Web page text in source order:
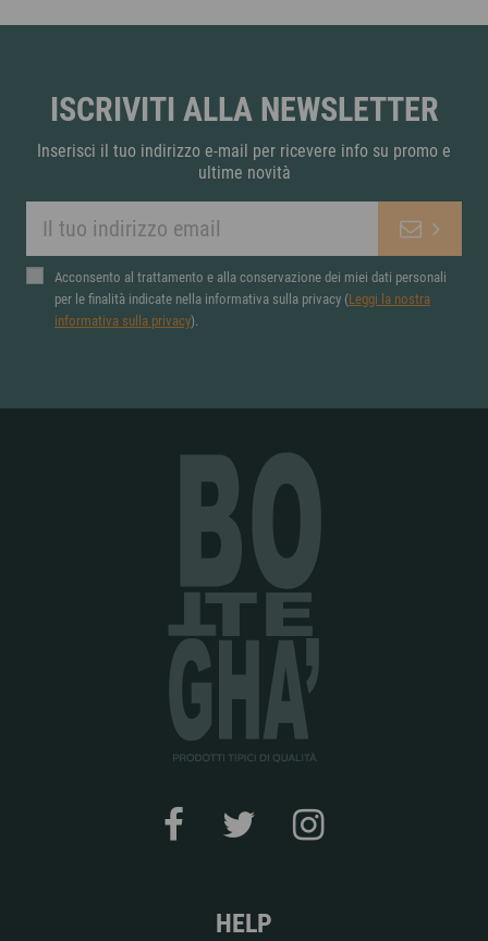
ISCRIVITI ALLA NEWSLETTER
Inserisci il tuo indirizzo e-mail per ricevere info su promo e
ultime novità
Acconsento al trattamento e alla conservazione dei miei dati personali
per le finalità indicate nella informativa sulla privacy (Leggi la nostra
informativa sulla privacy).
HELP